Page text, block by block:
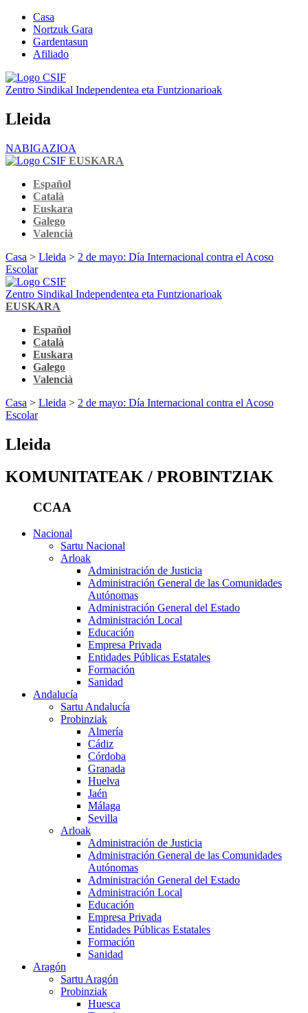
Casa
Nortzuk Gara
Gardentasun
Afiliado
Zentro Sindikal Independentea eta Funtzionarioak
Lleida
NABIGAZIOA
EUSKARA
Español
Català
Euskara
Galego
Valencià
Casa > Lleida > 2 de mayo: Día Internacional contra el Acoso
Escolar
Zentro Sindikal Independentea eta Funtzionarioak
EUSKARA
Español
Català
Euskara
Galego
Valencià
Casa > Lleida > 2 de mayo: Día Internacional contra el Acoso
Escolar
Lleida
KOMUNITATEAK / PROBINTZIAK
CCAA
Nacional
Sartu Nacional
Arloak
Administración de Justicia
Administración General de las Comunidades
Autónomas
Administración General del Estado
Administración Local
Educación
Empresa Privada
Entidades Públicas Estatales
Formación
Sanidad
Andalucía
Sartu Andalucía
Probinziak
Almería
Cádiz
Córdoba
Granada
Huelva
Jaén
Málaga
Sevilla
Arloak
Administración de Justicia
Administración General de las Comunidades
Autónomas
Administración General del Estado
Administración Local
Educación
Empresa Privada
Entidades Públicas Estatales
Formación
Sanidad
Aragón
Sartu Aragón
Probinziak
Huesca